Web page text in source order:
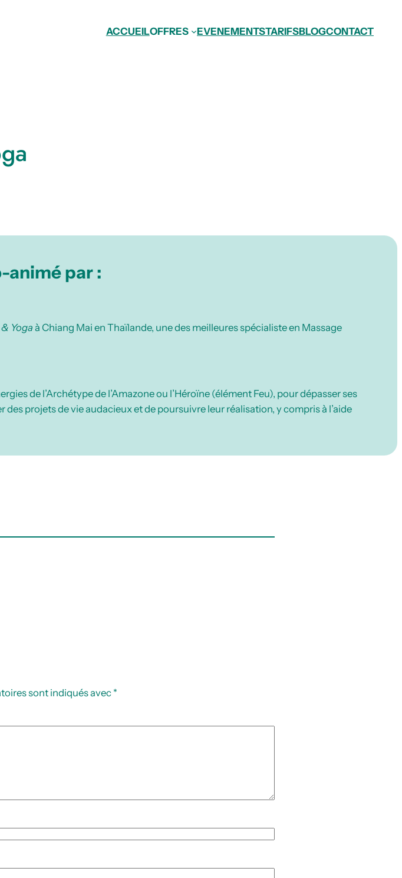
ACCUEILOFFRES EVENEMENTSTARIFSBLOGCONTACT
animé par :
Yogaà Chiang Mai en Thaïlande, une des meilleures spécialiste en Massage
de l’Archétype de l’Amazone ou l’Héroïne (élément Feu), pour dépasser ses
projets de vie audacieux et de poursuivre leur réalisation, y compris à l’aide
sont indiqués avec *